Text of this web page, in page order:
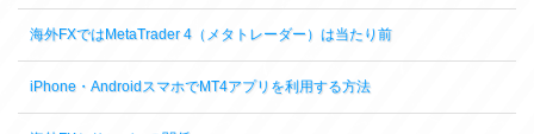
海外FXではMetaTrader 4（メタトレーダー）は当たり前
iPhone・AndroidスマホでMT4アプリを利用する方法